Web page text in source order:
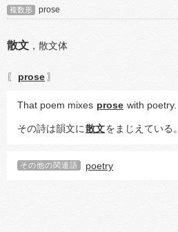
複数形 prose
散文 ， 散文体
〖 prose 〗
That poem mixes prose with poetry.
その詩は韻文に散文をまじえている。
その他の関連語 poetry